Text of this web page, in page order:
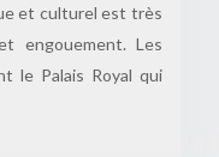
et culturel est très
engouement. Les
le Palais Royal qui